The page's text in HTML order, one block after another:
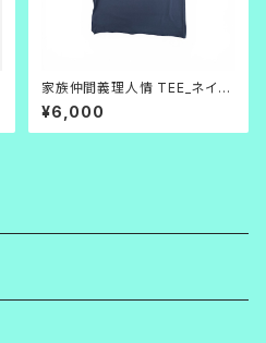
家族仲間義理人情 TEE_ネイビ
ー×白
¥6,000